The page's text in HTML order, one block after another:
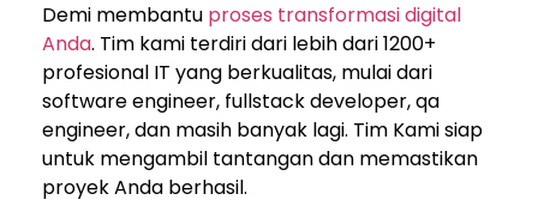
Demi membantu proses transformasi digital
Anda. Tim kami terdiri dari lebih dari 1200+
profesional IT yang berkualitas, mulai dari
software engineer, fullstack developer, qa
engineer, dan masih banyak lagi. Tim Kami siap
untuk mengambil tantangan dan memastikan
proyek Anda berhasil.